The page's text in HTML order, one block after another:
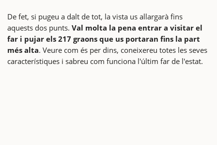
De fet, si pugeu a dalt de tot, la vista us allargarà fins
aquests dos punts. Val molta la pena entrar a visitar el
far i pujar els 217 graons que us portaran fins la part
més alta. Veure com és per dins, coneixereu totes les seves
característiques i sabreu com funciona l'últim far de l'estat.